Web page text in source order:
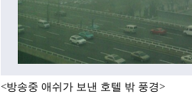
<방송중 애쉬가 보낸 호텔 밖 풍경>